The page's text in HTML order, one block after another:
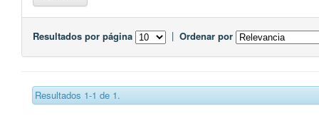
Resultados por página | Ordenar por
Resultados 1-1 de 1.